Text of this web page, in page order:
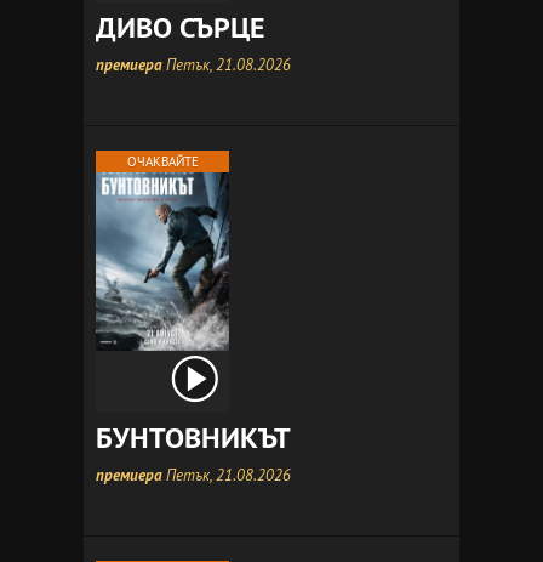
ДИВО СЪРЦЕ
премиераПетък, 21.08.2026
ОЧАКВАЙТЕ
БУНТОВНИКЪТ
премиераПетък, 21.08.2026